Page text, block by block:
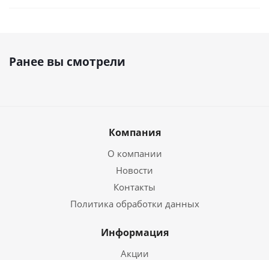
Ранее вы смотрели
Компания
О компании
Новости
Контакты
Политика обработки данных
Информация
Акции